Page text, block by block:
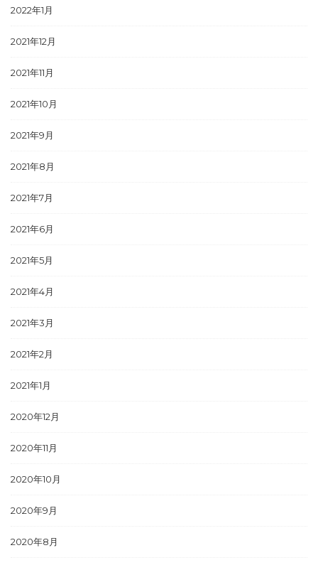
2022年1月
2021年12月
2021年11月
2021年10月
2021年9月
2021年8月
2021年7月
2021年6月
2021年5月
2021年4月
2021年3月
2021年2月
2021年1月
2020年12月
2020年11月
2020年10月
2020年9月
2020年8月